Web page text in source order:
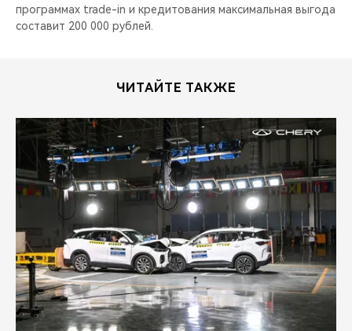
CHERY ДЛЯ ДЕТЕЙ
программах trade-in и кредитования максимальная выгода
составит 200 000 рублей.
ЧИТАЙТЕ ТАКЖЕ